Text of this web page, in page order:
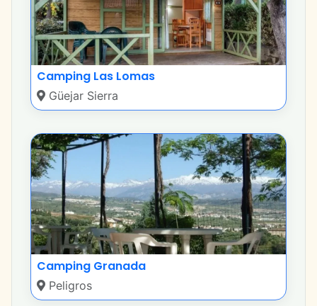
Camping Las Lomas
Güejar Sierra
Camping Granada
Peligros